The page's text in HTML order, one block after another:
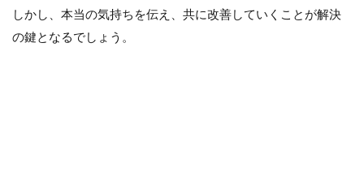
しかし、本当の気持ちを伝え、共に改善していくことが解決
の鍵となるでしょう。